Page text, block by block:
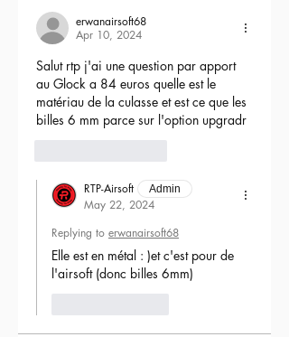
erwanairsoft68
Apr 10, 2024
Salut rtp j'ai une question par apport
au Glock a 84 euros quelle est le
matériau de la culasse et est ce que les
billes 6 mm parce sur l'option upgradr
RTP-Airsoft Admin
May 22, 2024
Replying to erwanairsoft68
Elle est en métal : )et c'est pour de
l'airsoft (donc billes 6mm)